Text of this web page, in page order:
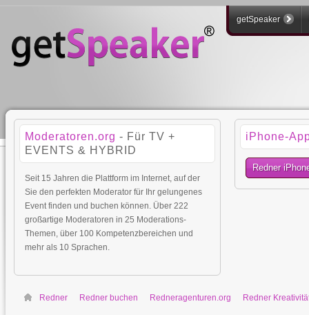
getSpeaker
Moderatoren.org - Für TV +
EVENTS & HYBRID
Seit 15 Jahren die Plattform im Internet, auf der
Sie den perfekten Moderator für Ihr gelungenes
Event finden und buchen können. Über 222
großartige Moderatoren in 25 Moderations-
Themen, über 100 Kompetenzbereichen und
mehr als 10 Sprachen.
iPhone-
Redner
Redner Redner buchen Redneragenturen.org Redner